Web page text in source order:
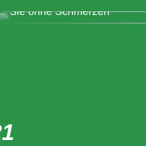
Sie ohne Schmerzen